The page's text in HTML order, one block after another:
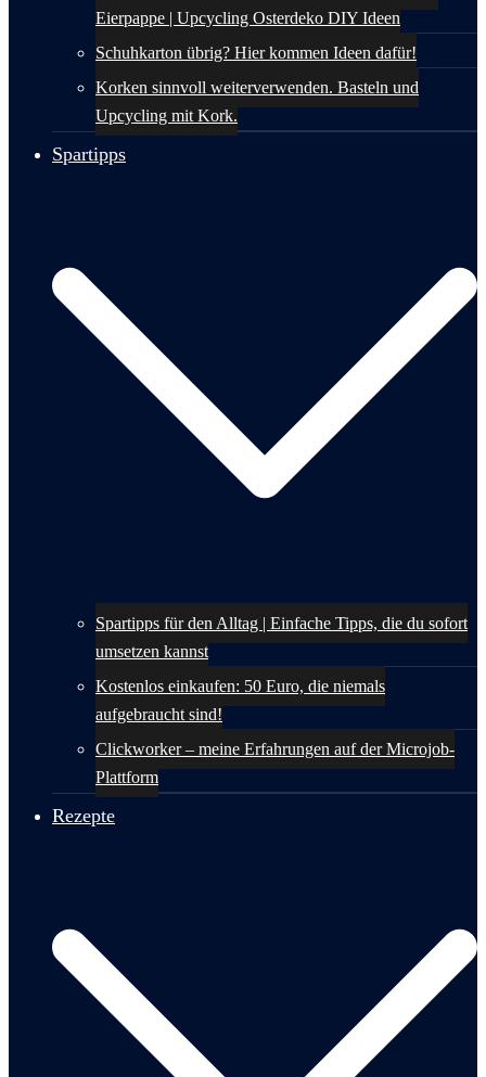
Eierpappe | Upcycling Osterdeko DIY Ideen
Schuhkarton übrig? Hier kommen Ideen dafür!
Korken sinnvoll weiterverwenden. Basteln und
Upcycling mit Kork.
Spartipps
Spartipps für den Alltag | Einfache Tipps, die du sofort
umsetzen kannst
Kostenlos einkaufen: 50 Euro, die niemals
aufgebraucht sind!
Clickworker – meine Erfahrungen auf der Microjob-
Plattform
Rezepte